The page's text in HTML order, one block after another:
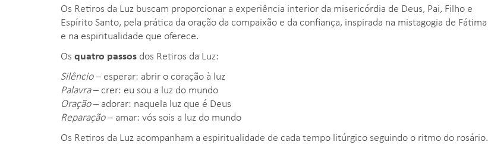
Os Retiros da Luz buscam proporcionar a experiência interior da misericórdia de Deus, Pai, Filho e
Espírito Santo, pela prática da oração da compaixão e da confiança, inspirada na mistagogia de Fátima
e na espiritualidade que oferece.
Os quatro passos dos Retiros da Luz:
Silêncio– esperar: abrir o coração à luz
Palavra– crer: eu sou a luz do mundo
Oração– adorar: naquela luz que é Deus
Reparação– amar: vós sois a luz do mundo
Os Retiros da Luz acompanham a espiritualidade de cada tempo litúrgico seguindo o ritmo do rosário.